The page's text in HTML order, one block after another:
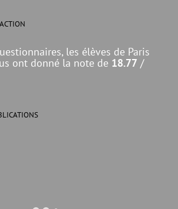
les élèves de Paris
ont donné la note de 18.77 /